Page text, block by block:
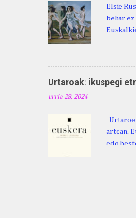
Elsie
behar
ditugu:
zarra da
Martina
Martina .
Urtaroak: ikuspegi
urria 28, 2024
artean.
edo